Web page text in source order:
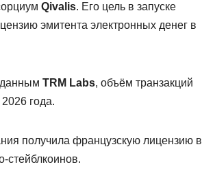
Qivalis. Его цель в запуске
эмитента электронных денег в
TRM Labs, объём транзакций
года.
получила французскую лицензию в
стейблкоинов.